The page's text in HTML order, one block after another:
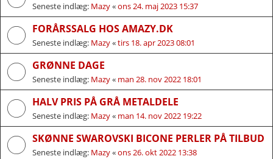
Seneste indlæg: Mazy«ons 24. maj 2023 15:37
FORÅRSSALG HOS AMAZY.DK
Seneste indlæg: Mazy«tirs 18. apr 2023 08:01
GRØNNE DAGE
Seneste indlæg: Mazy« man 28. nov 2022 18:01
HALV PRIS PÅ GRÅ METALDELE
Seneste indlæg: Mazy« man 14. nov 2022 19:22
SKØNNE SWAROVSKI BICONE PERLER PÅ TILBUD
Seneste indlæg: Mazy«ons 26. okt 2022 13:38